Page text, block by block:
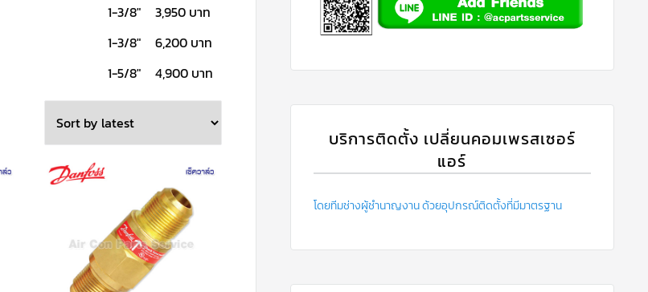
1-3/8"
3,950 บาท
1-3/8"
6,200 บาท
1-5/8"
4,900 บาท
บริการติดตั้ง เปลี่ยนคอมเพรสเซอร์
แอร์
โดยทีมช่างผู้ชำนาญงาน ด้วยอุปกรณ์ติดตั้งที่มีมาตรฐาน